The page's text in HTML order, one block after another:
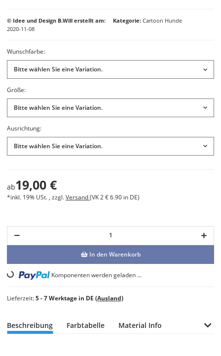
© Idee und Design B.Will erstellt am:
2020-11-08
Kategorie Cartoon Hunde
Wunschfarbe:
Bitte wählen Sie eine Variation.
Größe:
Bitte wählen Sie eine Variation.
Ausrichtung:
Bitte wählen Sie eine Variation.
ab19,00 €
*inkl. 19% USt. , zzgl.Versand(VK 2 € 6.90 in DE)
In den Warenkorb
Loading... Komponenten werden geladen ...
Lieferzeit:5 - 7 Werktage in DE (Ausland)
Beschreibung Farbtabelle Material Info